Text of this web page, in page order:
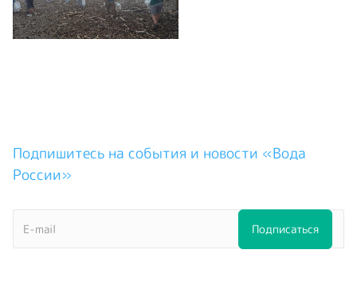
Подпишитесь на события и новости «Вода
России»